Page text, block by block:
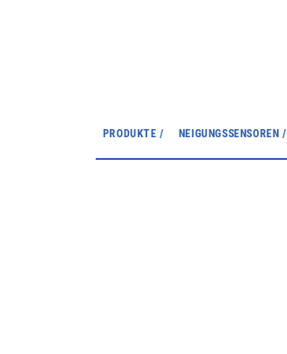
PRODUKTE / NEIGUNGSSENSOREN /